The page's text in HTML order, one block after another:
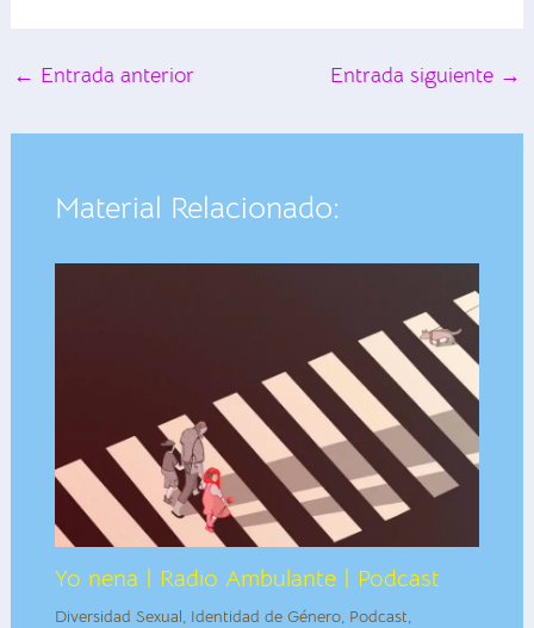
← Entrada anterior Entrada siguiente →
Material Relacionado:
Yo nena | Radio Ambulante | Podcast
Diversidad Sexual, Identidad de Género, Podcast,